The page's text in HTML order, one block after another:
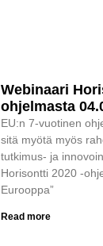
Webinaari
ohjelmasta
EU:n 7-vuotinen
sitä myötä myös
tutkimus- ja
Horisontti 2020 -
Eurooppa”
Read more